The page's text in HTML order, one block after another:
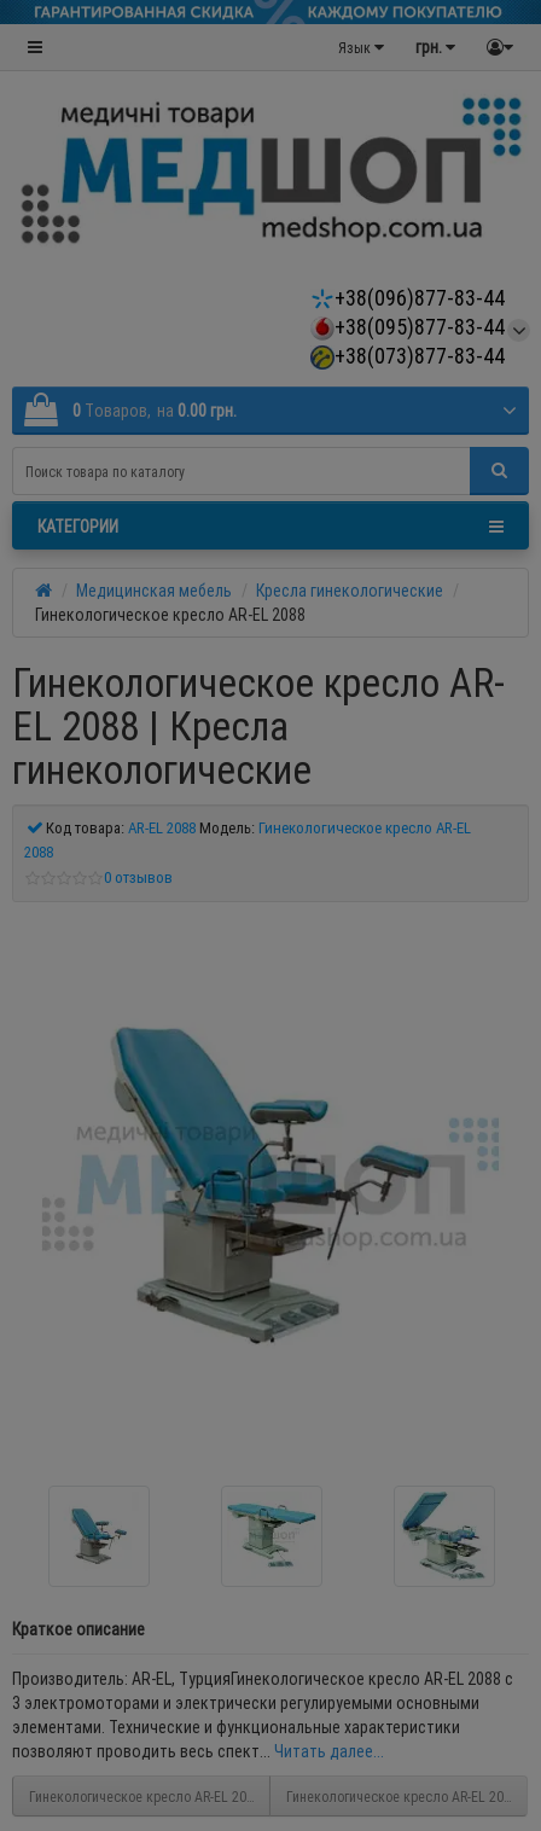
грн.
Язык
+38(096)877-83-44
+38(095)877-83-44
+38(073)877-83-44
0 Tоваров, на 0.00 грн.
КАТЕГОРИИ
Медицинская мебель
Кресла гинекологические
Гинекологическое кресло AR-EL 2088
Гинекологическое кресло AR-
EL 2088 | Кресла
гинекологические
Код товара: AR-EL 2088 Модель: Гинекологическое кресло AR-EL
2088
0 отзывов
Краткое описание
Производитель: AR-EL, ТурцияГинекологическое кресло AR-EL 2088 с
3 электромоторами и электрически регулируемыми основными
элементами. Технические и функциональные характеристики
позволяют проводить весь спект... Читать далее...
Гинекологическое кресло AR-EL 2082 Гинекологическое кресло AR-EL 2080